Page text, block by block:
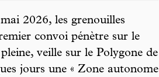
2026, les grenouilles
convoi pénètre sur le
veille sur le Polygone de
jours une « Zone autonome